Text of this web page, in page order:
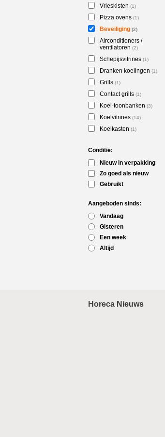
Vrieskisten (1)
Pizza ovens (1)
Beveiliging (2)
Airconditioners /
ventilatoren (2)
Schepijsvitrines (1)
Dranken koelingen (1)
Grills (1)
Contact grills (1)
Koel-toonbanken (3)
Koelvitrines (14)
Koelkasten (1)
Conditie:
Nieuw in verpakking
Zo goed als nieuw
Gebruikt
Aangeboden sinds:
Vandaag
Gisteren
Een week
Altijd
Horeca Nieuws